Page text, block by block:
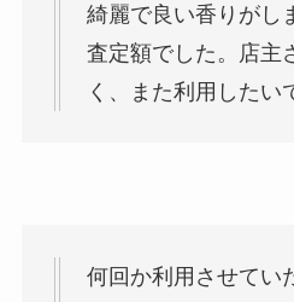
綺麗で良い香りがし
査定額でした。店主
く、また利用したい
何回か利用させてい